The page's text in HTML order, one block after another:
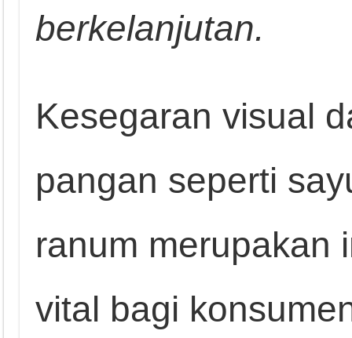
berkelanjutan.
Kesegaran visual
pangan seperti
ranum merupakan
vital bagi